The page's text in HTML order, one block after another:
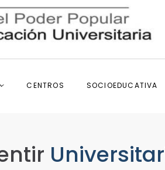
CENTROS SOCIOEDUCATIVA